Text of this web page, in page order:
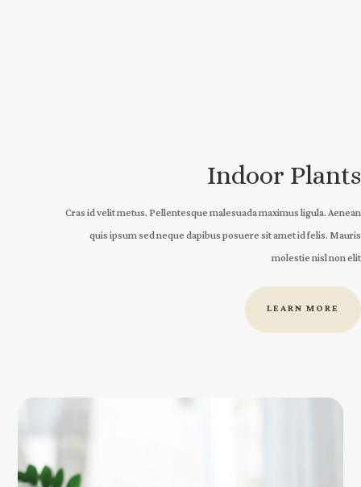
Indoor Plants
Cras id velit metus. Pellentesque malesuada maximus ligula. Aenean
quis ipsum sed neque dapibus posuere sit amet id felis. Mauris
molestie nisl non elit
LEARN MORE